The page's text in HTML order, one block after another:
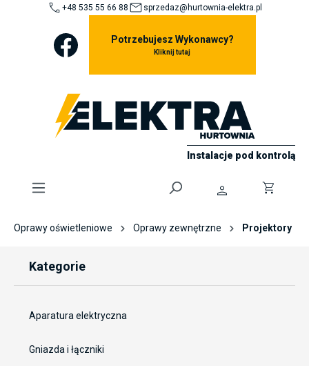
+48 535 55 66 88 sprzedaz@hurtownia-elektra.pl
Potrzebujesz Wykonawcy?
Kliknij tutaj
Instalacje pod kontrolą
Oprawy oświetleniowe Oprawy zewnętrzne Projektory
Kategorie
Aparatura elektryczna
Gniazda i łączniki